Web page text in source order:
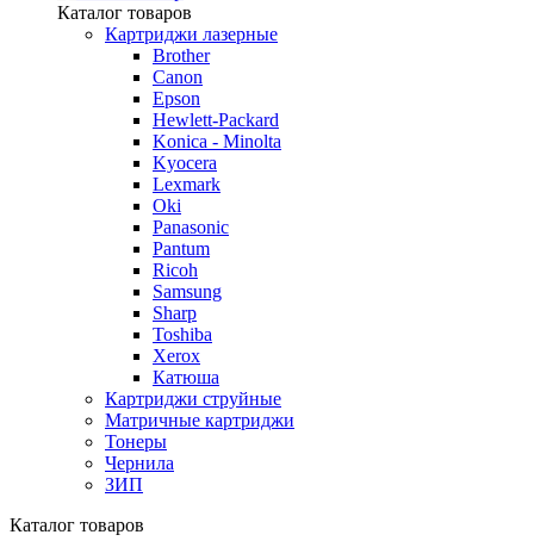
Каталог товаров
Картриджи лазерные
Brother
Canon
Epson
Hewlett-Packard
Konica - Minolta
Kyocera
Lexmark
Oki
Panasonic
Pantum
Ricoh
Samsung
Sharp
Toshiba
Xerox
Катюша
Картриджи струйные
Матричные картриджи
Тонеры
Чернила
ЗИП
Каталог товаров